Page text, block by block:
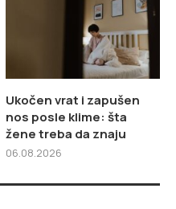
Ukočen vrat i zapušen
nos posle klime: šta
žene treba da znaju
06.08.2026